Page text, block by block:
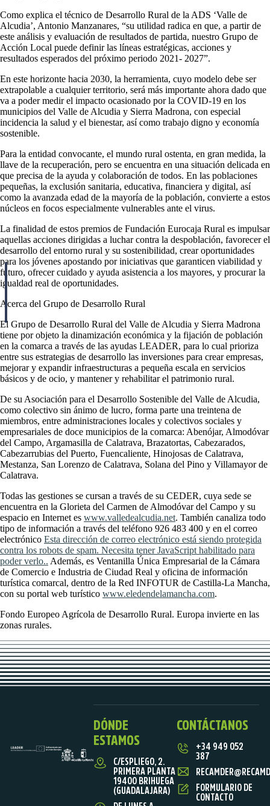
Como explica el técnico de Desarrollo Rural de la ADS ‘Valle de
Alcudia’, Antonio Manzanares, “su utilidad radica en que, a partir de
este análisis y evaluación de resultados de partida, nuestro Grupo de
Acción Local puede definir las líneas estratégicas, acciones y
resultados esperados del próximo periodo 2021- 2027”.
En este horizonte hacia 2030, la herramienta, cuyo modelo debe ser
extrapolable a cualquier territorio, será más importante ahora dado que
va a poder medir el impacto ocasionado por la COVID-19 en los
municipios del Valle de Alcudia y Sierra Madrona, con especial
incidencia la salud y el bienestar, así como trabajo digno y economía
sostenible.
Para la entidad convocante, el mundo rural ostenta, en gran medida, la
llave de la recuperación, pero se encuentra en una situación delicada en
que precisa de la ayuda y colaboración de todos. En las poblaciones
pequeñas, la exclusión sanitaria, educativa, financiera y digital, así
como la avanzada edad de la mayoría de la población, convierte a estos
núcleos en focos especialmente vulnerables ante el virus.
La finalidad de estos premios de Fundación Eurocaja Rural es impulsar
aquellas acciones dirigidas a luchar contra la despoblación, favorecer el
desarrollo del entorno rural y su sostenibilidad, crear oportunidades
para los jóvenes apostando por iniciativas que garanticen viabilidad y
futuro, ofrecer cuidado y ayuda asistencia a los mayores, y procurar la
igualdad real de oportunidades.
Acerca del Grupo de Desarrollo Rural
El Grupo de Desarrollo Rural del Valle de Alcudia y Sierra Madrona
tiene por objeto la dinamización económica y la fijación de población
en la comarca a través de las ayudas LEADER, para lo cual prioriza
entre sus estrategias de desarrollo las inversiones para crear empresas,
mejorar y expandir infraestructuras a pequeña escala en servicios
básicos y de ocio, y mantener y rehabilitar el patrimonio rural.
De su Asociación para el Desarrollo Sostenible del Valle de Alcudia,
como colectivo sin ánimo de lucro, forma parte una treintena de
miembros, entre administraciones locales y colectivos sociales y
empresariales de doce municipios de la comarca: Abenójar, Almodóvar
del Campo, Argamasilla de Calatrava, Brazatortas, Cabezarados,
Cabezarrubias del Puerto, Fuencaliente, Hinojosas de Calatrava,
Mestanza, San Lorenzo de Calatrava, Solana del Pino y Villamayor de
Calatrava.
Todas las gestiones se cursan a través de su CEDER, cuya sede se
encuentra en la Glorieta del Carmen de Almodóvar del Campo y su
espacio en Internet es www.valledealcudia.net. También canaliza todo
tipo de información a través del teléfono 926 483 400 y en el correo
electrónico Esta dirección de correo electrónico está siendo protegida
contra los robots de spam. Necesita tener JavaScript habilitado para
poder verlo.. Además, es Ventanilla Única Empresarial de la Cámara
de Comercio e Industria de Ciudad Real y oficina de información
turística comarcal, dentro de la Red INFOTUR de Castilla-La Mancha,
con su portal web turístico www.eledendelamancha.com.
Fondo Europeo Agrícola de Desarrollo Rural. Europa invierte en las
zonas rurales.
DÓNDE
ESTAMOS
C/ESPLIEGO, 2.
PRIMERA PLANTA
19400 BRIHUEGA
(GUADALAJARA)
CONTÁCTANOS
+34 949 052
387
FORMULARIO DE
CONTACTO